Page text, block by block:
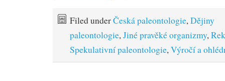
Filed underČeská paleontologie,Dějiny
paleontologie,Jiné pravěké organizmy,
Spekulativní paleontologie,Výročí a